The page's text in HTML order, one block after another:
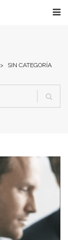
> SIN CATEGORÍA